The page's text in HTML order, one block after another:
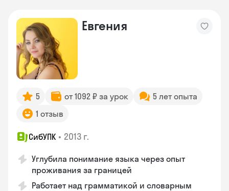
Евгения
5 от 1092 ₽ за урок
5 лет опыта
1 отзыв
СибУПК • 2013 г.
Углубила понимание языка через опыт
проживания за границей
Работает над грамматикой и словарным